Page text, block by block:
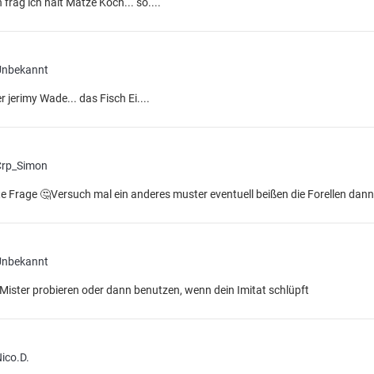
jerimy Wade... das Fisch Ei....
Frage 🤔Versuch mal ein anderes muster eventuell beißen die Forellen dann
probieren oder dann benutzen, wenn dein Imitat schlüpft